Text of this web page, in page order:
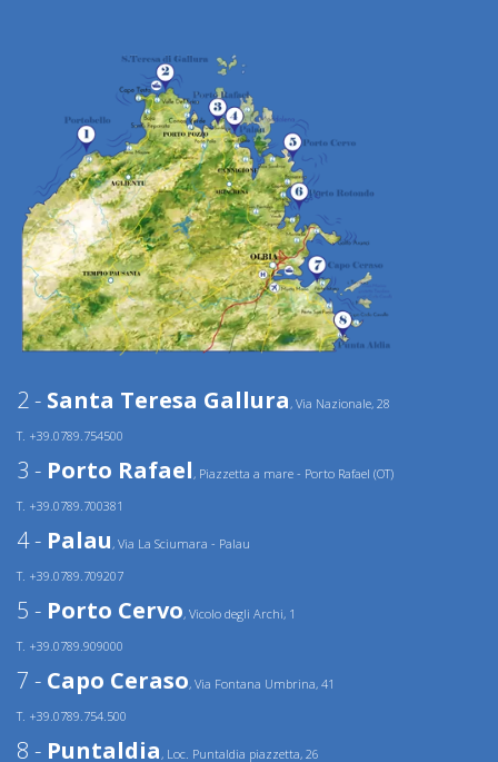
2 - Santa Teresa Gallura, Via Nazionale, 28
T. +39.0789.754500
3 - Porto Rafael, Piazzetta a mare - Porto Rafael (OT)
T. +39.0789.700381
4 - Palau, Via La Sciumara - Palau
T. +39.0789.709207
5 - Porto Cervo, Vicolo degli Archi, 1
T. +39.0789.909000
7 - Capo Ceraso, Via Fontana Umbrina, 41
T. +39.0789.754.500
8 - Puntaldia, Loc. Puntaldia piazzetta, 26